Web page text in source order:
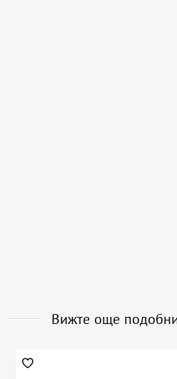
Вижте още